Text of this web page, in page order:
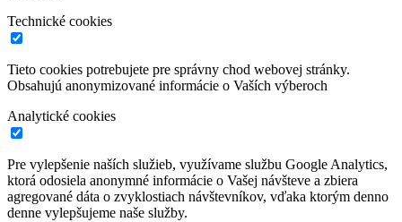
Technické cookies
Tieto cookies potrebujete pre správny chod webovej stránky.
Obsahujú anonymizované informácie o Vaších výberoch
Analytické cookies
Pre vylepšenie naších služieb, využívame službu Google Analytics,
ktorá odosiela anonymné informácie o Vašej návšteve a zbiera
agregované dáta o zvyklostiach návštevníkov, vďaka ktorým denno
denne vylepšujeme naše služby.